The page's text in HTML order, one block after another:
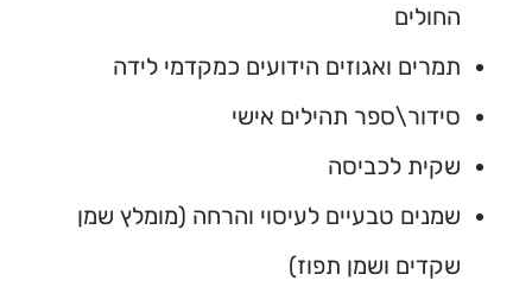
החולים
תמרים ואגוזים הידועים כמקדמי לידה
סידור\ספר תהילים אישי
שקית לכביסה
שמנים טבעיים לעיסוי והרחה (מומלץ שמן
שקדים ושמן תפוז)